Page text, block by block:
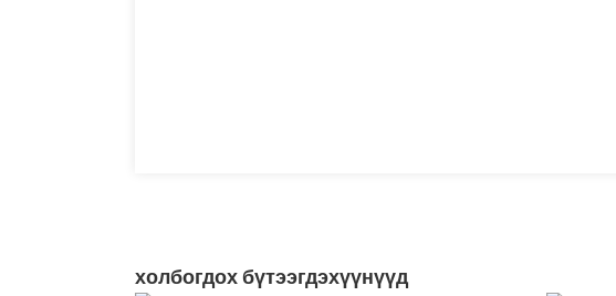
холбогдох бүтээгдэхүүнүүд